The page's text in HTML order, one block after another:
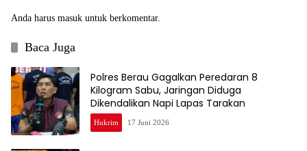
Anda harus masuk untuk berkomentar.
Baca Juga
Polres Berau Gagalkan Peredaran 8
Kilogram Sabu, Jaringan Diduga
Dikendalikan Napi Lapas Tarakan
Hukrim 17 Juni 2026